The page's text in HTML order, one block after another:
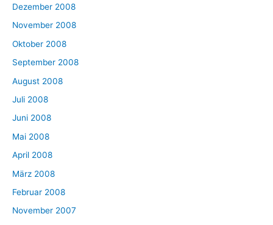
Dezember 2008
November 2008
Oktober 2008
September 2008
August 2008
Juli 2008
Juni 2008
Mai 2008
April 2008
März 2008
Februar 2008
November 2007